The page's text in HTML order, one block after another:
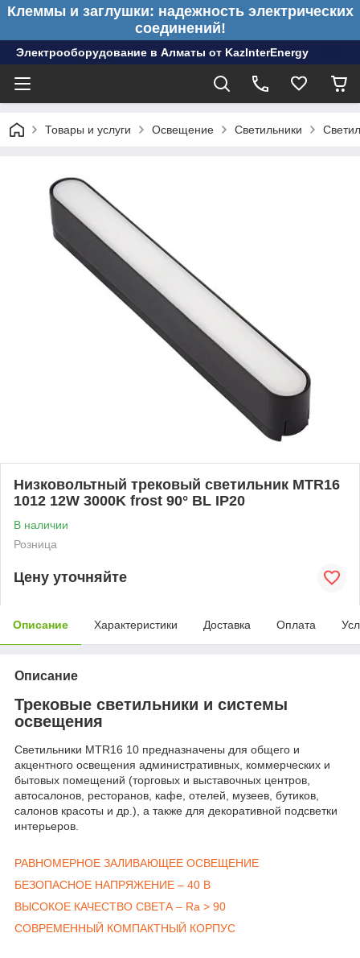
Клеммы и заглушки: надежность электрических
соединений!
Электрооборудование в Алматы от KazInterEnergy
Товары и услуги Освещение Светильники
Низковольтный трековый светильник MTR16
1012 12W 3000K frost 90° BL IP20
В наличии
Розница
Цену уточняйте
Описание Характеристики Доставка Оплата
Описание
Трековые светильники и системы
освещения
Светильники MTR16 10 предназначены для общего и
акцентного освещения административных, коммерческих и
бытовых помещений (торговых и выставочных центров,
автосалонов, ресторанов, кафе, отелей, музеев, бутиков,
салонов красоты и др.), а также для декоративной подсветки
интерьеров.
РАВНОМЕРНОЕ ЗАЛИВАЮЩЕЕ ОСВЕЩЕНИЕ
БЕЗОПАСНОЕ НАПРЯЖЕНИЕ – 40 В
ВЫСОКОЕ КАЧЕСТВО СВЕТА – Ra > 90
СОВРЕМЕННЫЙ КОМПАКТНЫЙ КОРПУС